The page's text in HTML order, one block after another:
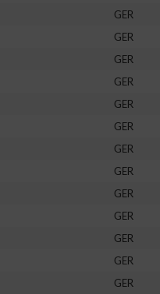
GER
GER
GER
GER
GER
GER
GER
GER
GER
GER
GER
GER
GER